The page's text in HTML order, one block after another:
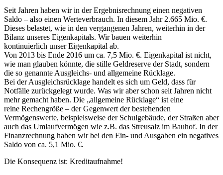
Seit Jahren haben wir in der Ergebnisrechnung einen negativen
Saldo – also einen Werteverbrauch. In diesem Jahr 2.665 Mio. €.
Dieses belastet, wie in den vergangenen Jahren, weiterhin in der
Bilanz unseres Eigenkapitals. Wir bauen weiterhin
kontinuierlich unser Eigenkapital ab.
Von 2013 bis Ende 2016 um ca. 7,5 Mio. €. Eigenkapital ist nicht,
wie man glauben könnte, die stille Geldreserve der Stadt, sondern
die so genannte Ausgleichs- und allgemeine Rücklage.
Bei der Ausgleichsrücklage handelt es sich um Geld, dass für
Notfälle zurückgelegt wurde. Was wir aber schon seit Jahren nicht
mehr gemacht haben. Die „allgemeine Rücklage“ ist eine
reine Rechengröße – der Gegenwert der bestehenden
Vermögenswerte, beispielsweise der Schulgebäude, der Straßen aber
auch das Umlaufvermögen wie z.B. das Streusalz im Bauhof. In der
Finanzrechnung haben wir bei den Ein- und Ausgaben ein negatives
Saldo von ca. 5,1 Mio. €.
Die Konsequenz ist: Kreditaufnahme!